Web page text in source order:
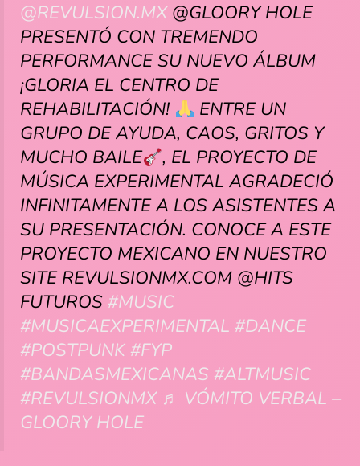
@REVULSION.MX@GLOORY HOLE
PRESENTÓ CON TREMENDO
PERFORMANCE SU NUEVO ÁLBUM
¡GLORIA EL CENTRO DE
REHABILITACIÓN!
ENTRE UN
GRUPO DE AYUDA, CAOS, GRITOS Y
MUCHO BAILE
, EL PROYECTO DE
MÚSICA EXPERIMENTAL AGRADECIÓ
INFINITAMENTE A LOS ASISTENTES A
SU PRESENTACIÓN. CONOCE A ESTE
PROYECTO MEXICANO EN NUESTRO
SITE REVULSIONMX.COM @HITS
FUTUROS #MUSIC
#MUSICAEXPERIMENTAL #DANCE
#POSTPUNK #FYP
#BANDASMEXICANAS #ALTMUSIC
#REVULSIONMX ♬ VÓMITO VERBAL –
GLOORY HOLE